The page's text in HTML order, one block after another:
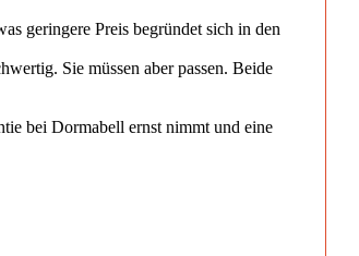
geringere Preis begründet sich in den
Sie müssen aber passen. Beide
bei Dormabell ernst nimmt und eine